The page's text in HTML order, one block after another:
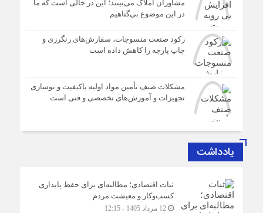
مشاوران املاک می‌بینند؛ این در حالی است که ما
در این موضوع بی‌گناهیم
رکود صنعت منسوجات، سفارش‌های رنگرزی و
چاپ پارچه را کاهش داده است
مشکلات صنف تأمین مواد اولیه باکیفیت و نوسازی
تجهیزات و آموزش‌های تخصصی و فنی است
یادداشت
ثبات اقتصادی؛ مطالبه‌ای برای حفظ پایداری
کسب‌وکار و معیشت مردم
12 مرداد 1405 - 12:15